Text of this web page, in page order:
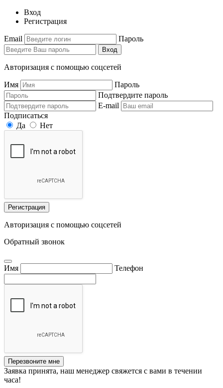
Вход
Регистрация
Email Пароль
Вход
Авторизация с помощью соцсетей
Имя
Пароль
Подтвердите пароль
E-mail
Подписаться
Да
Нет
Регистрация
Авторизация с помощью соцсетей
Обратный звонок
Имя Телефон
Перезвоните мне
Заявка принята, наш менеджер свяжется с вами в течении
часа!